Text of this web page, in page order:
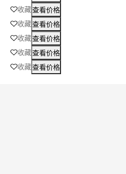
收藏查看价格
收藏查看价格
收藏查看价格
收藏查看价格
收藏查看价格